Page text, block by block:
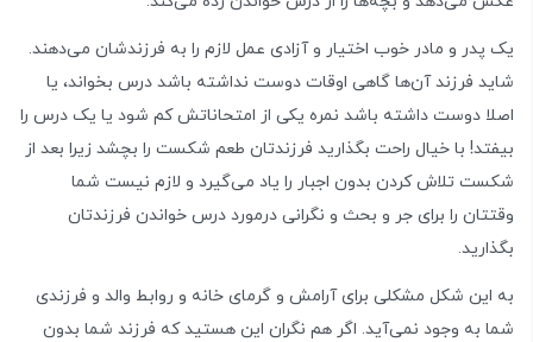
یک پدر و مادر خوب اختیار و آزادی عمل لازم را به فرزندشان می‌دهند.
شاید فرزند آن‌ها گاهی اوقات دوست نداشته باشد درس بخواند، یا
اصلا دوست داشته باشد نمره یکی از امتحاناتش کم شود یا یک درس را
بیفتد! با خیال راحت بگذارید فرزندتان طعم شکست را بچشد زیرا بعد از
شکست تلاش کردن بدون اجبار را یاد می‌گیرد و لازم نیست شما
وقتتان را برای جر و بحث و نگرانی درمورد درس خواندن فرزندتان
بگذارید.
به این شکل مشکلی برای آرامش و گرمای خانه و روابط والد و فرزندی
شما به وجود نمی‌آید. اگر هم نگران این هستید که فرزند شما بدون